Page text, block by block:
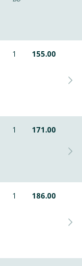
1 155.00
1 171.00
1 186.00